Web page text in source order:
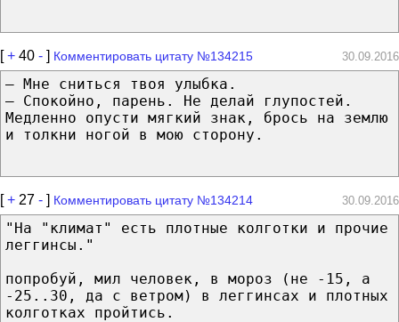
[+ 40 - ] Комментировать цитату №134215 30.09.2016
— Мне сниться твоя улыбка.
— Спокойно, парень. Не делай глупостей.
Медленно опусти мягкий знак, брось на землю
и толкни ногой в мою сторону.
[+ 27 - ] Комментировать цитату №134214 30.09.2016
"На "климат" есть плотные колготки и прочие
леггинсы."
попробуй, мил человек, в мороз (не -15, а
-25..30, да с ветром) в леггинсах и плотных
колготках пройтись.